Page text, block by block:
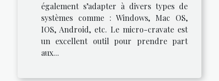
également s’adapter à divers types de
systèmes comme : Windows, Mac OS,
IOS, Android, etc. Le micro-cravate est
un excellent outil pour prendre part
aux...